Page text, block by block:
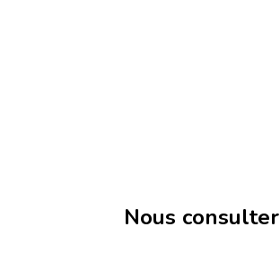
Nous consulter